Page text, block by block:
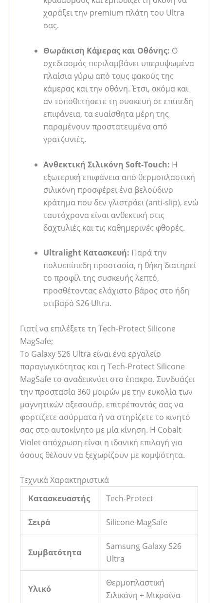
χαράξει την premium πλάτη του Ultra
σας.
Θωράκιση Κάμερας και Οθόνης: Ο
σχεδιασμός περιλαμβάνει υπερυψωμένα
πλαίσια γύρω από τους φακούς της
κάμερας και την οθόνη. Έτσι, ακόμα και
αν τοποθετήσετε τη συσκευή σε επίπεδη
επιφάνεια, τα ευαίσθητα μέρη της
παραμένουν προστατευμένα από
γρατζυνιές.
Ανθεκτική Σιλικόνη Soft-Touch: Η
εξωτερική επιφάνεια από θερμοπλαστική
σιλικόνη προσφέρει ένα βελούδινο
κράτημα που δεν γλιστράει (anti-slip), ενώ
ταυτόχρονα είναι ανθεκτική στις
δαχτυλιές και τις καθημερινές φθορές.
Ultralight Κατασκευή: Παρά την
πολυεπίπεδη προστασία, η θήκη διατηρεί
το προφίλ της συσκευής λεπτό,
προσθέτοντας ελάχιστο βάρος στο ήδη
στιβαρό S26 Ultra.
Γιατί να επιλέξετε τη Tech-Protect Silicone
MagSafe;
Το Galaxy S26 Ultra είναι ένα εργαλείο
παραγωγικότητας και η Tech-Protect Silicone
MagSafe το αναδεικνύει στο έπακρο. Συνδυάζει
την προστασία 360 μοιρών με την ευκολία των
μαγνητικών αξεσουάρ, επιτρέποντάς σας να
φορτίζετε ασύρματα ή να στηρίζετε το κινητό
σας στο αυτοκίνητο με μία κίνηση. Η Cobalt
Violet απόχρωση είναι η ιδανική επιλογή για
όσους θέλουν να ξεχωρίζουν με κομψότητα.
Τεχνικά Χαρακτηριστικά
Κατασκευαστής
Tech-Protect
Σειρά Silicone MagSafe
Συμβατότητα
Samsung Galaxy S26
Ultra
Υλικό
Θερμοπλαστική
Σιλικόνη + Μικροΐνα